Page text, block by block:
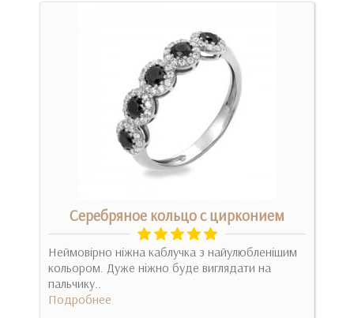
Серебряное кольцо с цирконием
Неймовірно ніжна каблучка з найулюбленішим
кольором. Дуже ніжно буде виглядати на
пальчику..
Подробнее